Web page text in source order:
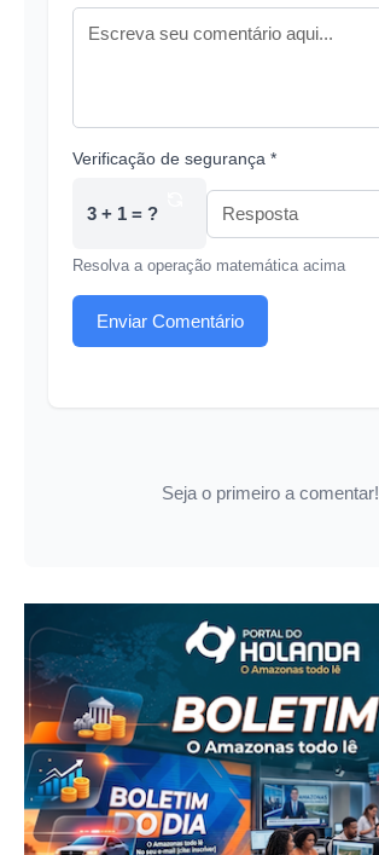
Verificação de segurança *
3 + 1 = ?
Resolva a operação matemática acima
Enviar Comentário
Seja o primeiro a comentar!